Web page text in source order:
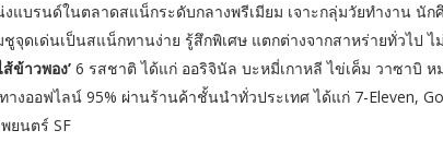
แบรนด์ในตลาดสแน็กระดับกลางพรีเมียม เจาะกลุ่มวัยทำงาน นั
จุดเด่นเป็นสแน็กทานง่าย รู้สึกพิเศษ แตกต่างจากสาหร่ายทั่วไป
ข้าวพอง’ 6 รสชาติ ได้แก่ ออริจินัล บะหมี่เกาหลี ไข่เค็ม วาซาบิ
างออฟไลน์ 95% ผ่านร้านค้าชั้นนำทั่วประเทศ ได้แก่ 7-Eleven,
ยนตร์ SF